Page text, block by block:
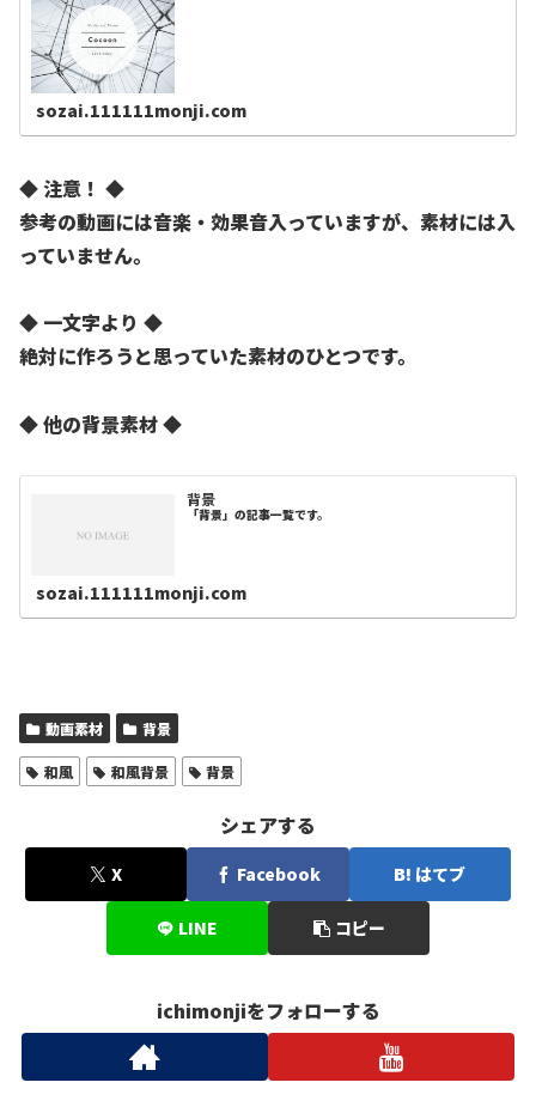
sozai.111111monji.com
◆ 注意！ ◆
参考の動画には音楽・効果音入っていますが、素材には入
っていません。
◆ 一文字より ◆
絶対に作ろうと思っていた素材のひとつです。
◆ 他の背景素材 ◆
背景
「背景」の記事一覧です。
sozai.111111monji.com
動画素材 背景
和風 和風背景 背景
シェアする
X Facebook はてブ
LINE コピー
ichimonjiをフォローする